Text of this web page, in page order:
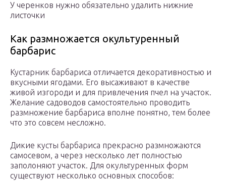
У черенков нужно обязательно удалить нижние
листочки
Как размножается окультуренный
барбарис
Кустарник барбариса отличается декоративностью и
вкусными ягодами. Его высаживают в качестве
живой изгороди и для привлечения пчел на участок.
Желание садоводов самостоятельно проводить
размножение барбариса вполне понятно, тем более
что это совсем несложно.
Дикие кусты барбариса прекрасно размножаются
самосевом, а через несколько лет полностью
заполоняют участок. Для окультуренных форм
существуют несколько основных способов: